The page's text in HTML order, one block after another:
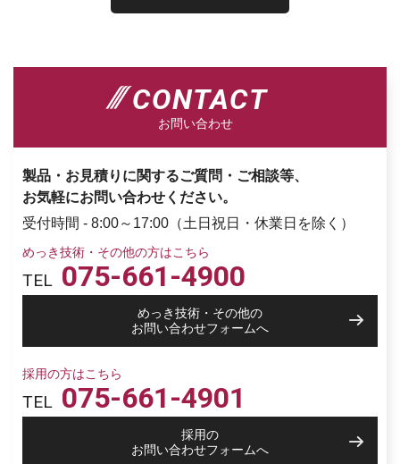
CONTACT
お問い合わせ
製品・お見積りに関するご質問・ご相談等、
お気軽にお問い合わせください。
受付時間 - 8:00～17:00（土日祝日・休業日を除く）
めっき技術・その他の方はこちら
TEL 075-661-4900
めっき技術・その他の
お問い合わせフォームへ
採用の方はこちら
TEL 075-661-4901
採用の
お問い合わせフォームへ